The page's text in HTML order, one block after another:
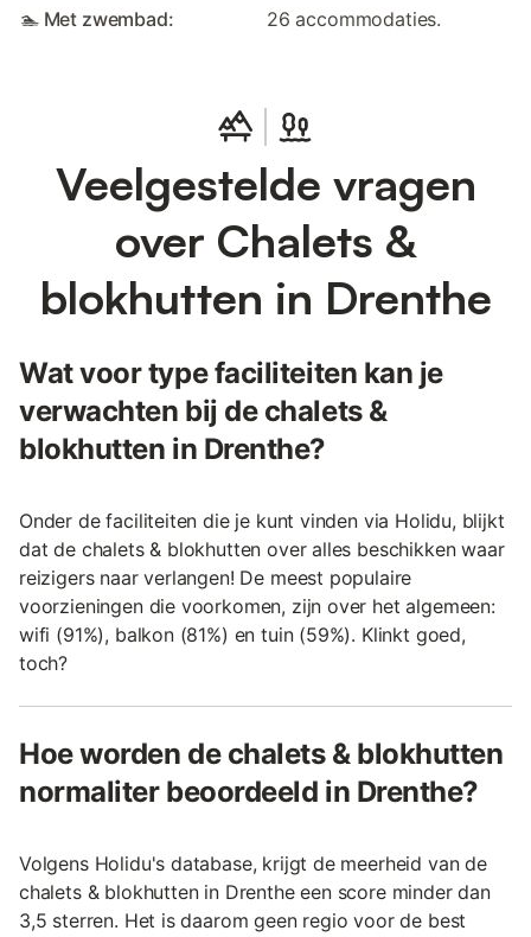
🏊 Met zwembad: 26 accommodaties.
Veelgestelde vragen
over Chalets &
blokhutten in Drenthe
Wat voor type faciliteiten kan je
verwachten bij de chalets &
blokhutten in Drenthe?
Onder de faciliteiten die je kunt vinden via Holidu, blijkt
dat de chalets & blokhutten over alles beschikken waar
reizigers naar verlangen! De meest populaire
voorzieningen die voorkomen, zijn over het algemeen:
wifi (91%), balkon (81%) en tuin (59%). Klinkt goed,
toch?
Hoe worden de chalets & blokhutten
normaliter beoordeeld in Drenthe?
Volgens Holidu's database, krijgt de meerheid van de
chalets & blokhutten in Drenthe een score minder dan
3,5 sterren. Het is daarom geen regio voor de best